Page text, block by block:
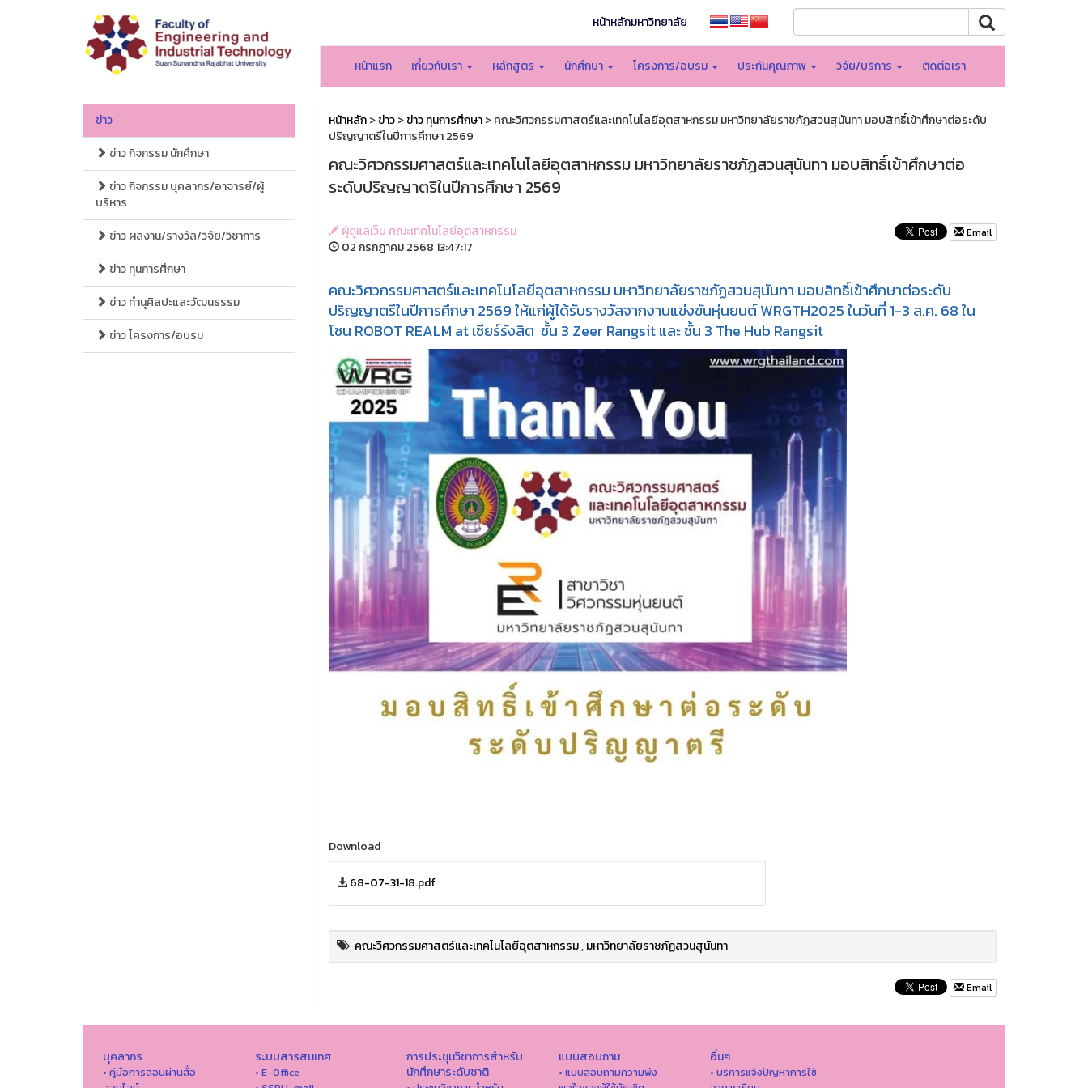
หน้าหลักมหาวิทยาลัย
หน้าแรก เกี่ยวกับเรา หลักสูตร นักศึกษา โครงการ/อบรม ประกันคุณภาพ วิจัย/บริการ ติดต่อเรา
ข่าว
ข่าว กิจกรรม นักศึกษา
ข่าว กิจกรรม บุคลากร/อาจารย์/ผู้
บริหาร
ข่าว ผลงาน/รางวัล/วิจัย/วิชาการ
ข่าว ทุนการศึกษา
ข่าว ทำนุศิลปะและวัฒนธรรม
ข่าว โครงการ/อบรม
หน้าหลัก>ข่าว>ข่าว ทุนการศึกษา> คณะวิศวกรรมศาสตร์และเทคโนโลยีอุตสาหกรรม มหาวิทยาลัยราชภัฏสวนสุนันทา มอบสิทธิ์เข้าศึกษาต่อระดับ
ปริญญาตรีในปีการศึกษา 2569
คณะวิศวกรรมศาสตร์และเทคโนโลยีอุตสาหกรรม มหาวิทยาลัยราชภัฏสวนสุนันทา มอบสิทธิ์เข้าศึกษาต่อ
ระดับปริญญาตรีในปีการศึกษา 2569
ผู้ดูแลเว็บ คณะเทคโนโลยีอุตสาหกรรม
02 กรกฏาคม 2568 13:47:17
Email
คณะวิศวกรรมศาสตร์และเทคโนโลยีอุตสาหกรรม มหาวิทยาลัยราชภัฏสวนสุนันทา มอบสิทธิ์เข้าศึกษาต่อระดับ
ปริญญาตรีในปีการศึกษา 2569 ให้แก่ผู้ได้รับรางวัลจากงานแข่งขันหุ่นยนต์ WRGTH2025 ในวันที่ 1-3 ส.ค. 68 ใน
โซน ROBOT REALM at เซียร์รังสิต ชั้น 3 Zeer Rangsit และ ชั้น 3 The Hub Rangsit
Download
68-07-31-18.pdf
คณะวิศวกรรมศาสตร์และเทคโนโลยีอุตสาหกรรม,มหาวิทยาลัยราชภัฏสวนสุนันทา
Email
บุคลากร
• คู่มือการสอนผ่านสื่อ
ระบบสารสนเทศ
• E-Office
การประชุมวิชาการสำหรับ
นักศึกษาระดับชาติ
แบบสอบถาม
• แบบสอบถามความพึง
อื่นๆ
• บริการแจ้งปัญหาการใ่ช้